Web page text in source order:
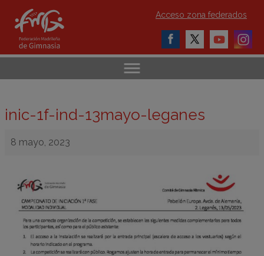
Acceso zona federados
inic-1f-ind-13mayo-leganes
8 mayo, 2023